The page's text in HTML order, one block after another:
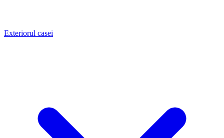
Exteriorul casei